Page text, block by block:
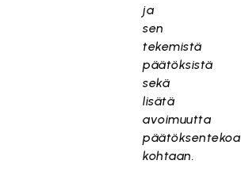
ja
sen
tekemistä
päätöksistä
sekä
lisätä
avoimuutta
päätöksentekoa
kohtaan.